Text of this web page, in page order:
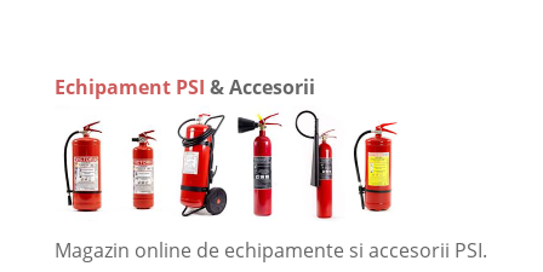
Echipament PSI & Accesorii
Magazin online de echipamente si accesorii PSI.